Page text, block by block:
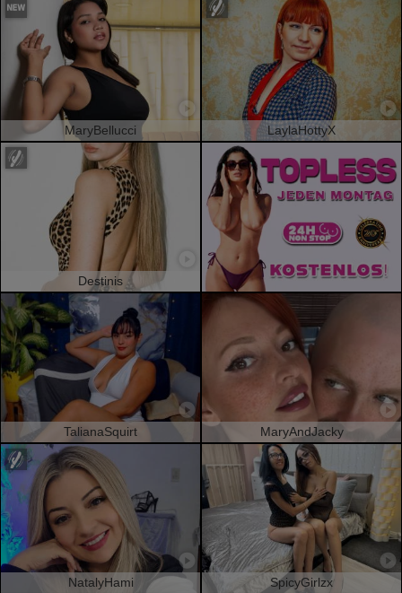
MaryBellucci LaylaHottyX
Destinis
TalianaSquirt MaryAndJacky
NatalyHami SpicyGirlzx